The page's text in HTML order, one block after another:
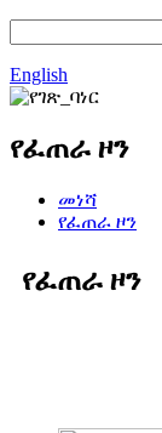
English
የፈጠራ ዞን
መነሻ
የፈጠራ ዞን
የፈጠራ ዞን